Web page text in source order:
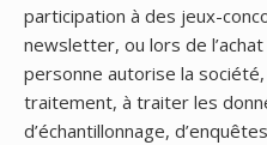
participation à des jeux-
newsletter, ou lors de
personne autorise la
traitement, à traiter les
d’échantillonnage,